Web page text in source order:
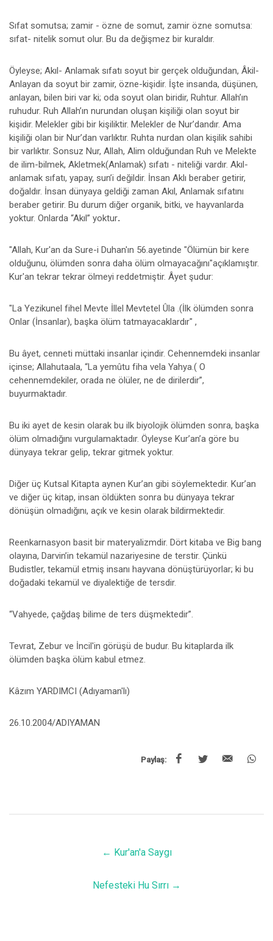
Sıfat somutsa; zamir - özne de somut, zamir özne somutsa:
sıfat- nitelik somut olur. Bu da değişmez bir kuraldır.
Öyleyse; Akıl- Anlamak sıfatı soyut bir gerçek olduğundan, Âkil-
Anlayan da soyut bir zamir, özne-kişidir. İşte insanda, düşünen,
anlayan, bilen biri var ki; oda soyut olan biridir, Ruhtur. Allah’ın
ruhudur. Ruh Allah’ın nurundan oluşan kişiliği olan soyut bir
kişidir. Melekler gibi bir kişiliktir. Melekler de Nur’dandır. Ama
kişiliği olan bir Nur’dan varlıktır. Ruhta nurdan olan kişilik sahibi
bir varlıktır. Sonsuz Nur, Allah, Alim olduğundan Ruh ve Melekte
de ilim-bilmek, Akletmek(Anlamak) sıfatı - niteliği vardır. Akıl-
anlamak sıfatı, yapay, sun’i değildir. İnsan Aklı beraber getirir,
doğaldır. İnsan dünyaya geldiği zaman Akıl, Anlamak sıfatını
beraber getirir. Bu durum diğer organik, bitki, ve hayvanlarda
yoktur. Onlarda “Akıl” yoktur.
"Allah, Kur'an da Sure-i Duhan'ın 56.ayetinde "Ölümün bir kere
olduğunu, ölümden sonra daha ölüm olmayacağını"açıklamıştır.
Kur'an tekrar tekrar ölmeyi reddetmiştir. Âyet şudur:
"La Yezikunel fihel Mevte İllel Mevtetel Ûla .(İlk ölümden sonra
Onlar (İnsanlar), başka ölüm tatmayacaklardır" ,
Bu âyet, cenneti müttaki insanlar içindir. Cehennemdeki insanlar
içinse; Allahutaala, “La yemûtu fiha vela Yahya.( O
cehennemdekiler, orada ne ölüler, ne de dirilerdir”,
buyurmaktadır.
Bu iki ayet de kesin olarak bu ilk biyolojik ölümden sonra, başka
ölüm olmadığını vurgulamaktadır. Öyleyse Kur’an’a göre bu
dünyaya tekrar gelip, tekrar gitmek yoktur.
Diğer üç Kutsal Kitapta aynen Kur’an gibi söylemektedir. Kur’an
ve diğer üç kitap, insan öldükten sonra bu dünyaya tekrar
dönüşün olmadığını, açık ve kesin olarak bildirmektedir.
Reenkarnasyon basit bir materyalizmdir. Dört kitaba ve Big bang
olayına, Darvin’in tekamül nazariyesine de terstir. Çünkü
Budistler, tekamül etmiş insanı hayvana dönüştürüyorlar; ki bu
doğadaki tekamül ve diyalektiğe de tersdir.
“Vahyede, çağdaş bilime de ters düşmektedir”.
Tevrat, Zebur ve İncil'in görüşü de budur. Bu kitaplarda ilk
ölümden başka ölüm kabul etmez.
Kâzım YARDIMCI (Adıyaman'lı)
26.10.2004/ADIYAMAN
Paylaş:
← Kur'an'a Saygı
Nefesteki Hu Sırrı→